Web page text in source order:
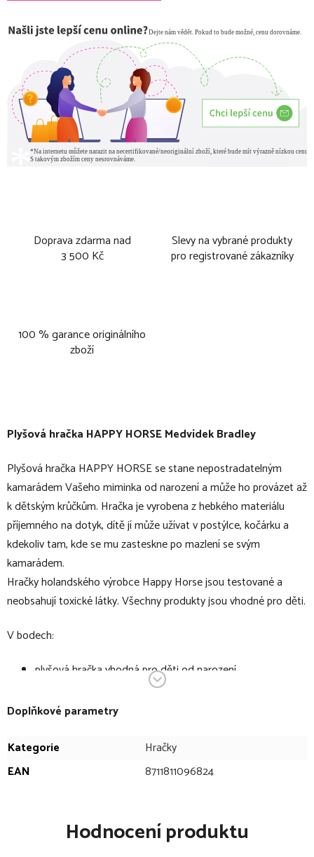
Doprava zdarma nad
3 500 Kč
Slevy na vybrané produkty
pro registrované zákazníky
100 % garance originálního
zboží
Plyšová hračka HAPPY HORSE Medvídek Bradley
Plyšová hračka HAPPY HORSE se stane nepostradatelným
kamarádem Vašeho miminka od narození a může ho provázet až
k dětským krůčkům. Hračka je vyrobena z hebkého materiálu
příjemného na dotyk, dítě jí může užívat v postýlce, kočárku a
kdekoliv tam, kde se mu zasteskne po mazlení se svým
kamarádem.
Hračky holandského výrobce Happy Horse jsou testované a
neobsahují toxické látky. Všechny produkty jsou vhodné pro děti.
V bodech:
plyšová hračka vhodná pro děti od narození
vyrobena z hebkého materiálu
příjemná na dotyk
autosedačky
materiál: 100% polyester
lze prát v pračce na 30 °C s prostředkem šetrným k
barvám
Doplňkové parametry
Kategorie
Hračky
EAN
8711811096824
Hodnocení produktu